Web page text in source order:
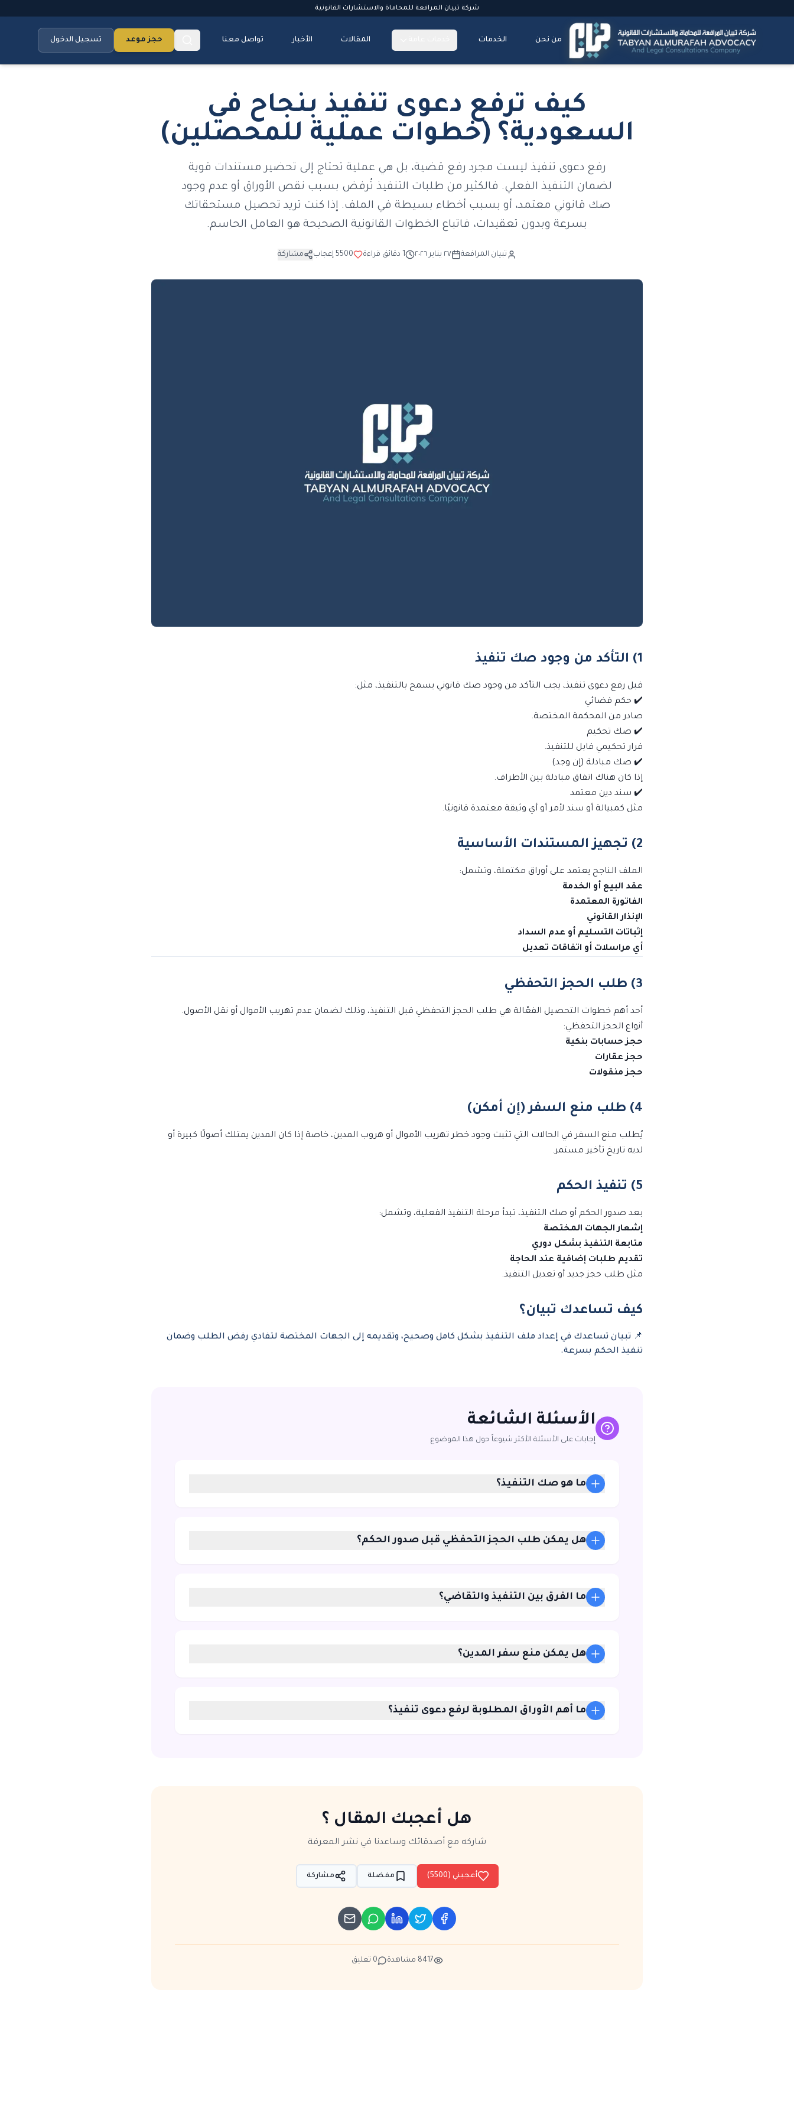
شركة تبيان المرافعة للمحاماة والاستشارات القانونية
من نحن الخدمات المقالات الأخبار تواصل معنا حجز موعد تسجيل الدخول
كيف ترفع دعوى تنفيذ بنجاح في
السعودية؟ (خطوات عملية للمحصلين)
رفع دعوى تنفيذ ليست مجرد رفع قضية، بل هي عملية تحتاج إلى تحضير مستندات قوية
لضمان التنفيذ الفعلي. فالكثير من طلبات التنفيذ تُرفض بسبب نقص الأوراق أو عدم وجود
صك قانوني معتمد، أو بسبب أخطاء بسيطة في الملف. إذا كنت تريد تحصيل مستحقاتك
بسرعة وبدون تعقيدات، فاتباع الخطوات القانونية الصحيحة هو العامل الحاسم.
تبيان المرافعة ٢٧ يناير ٢٠٢٦ 1 دقائق قراءة 5500 إعجاب مشاركة
1) التأكد من وجود صك تنفيذ
قبل رفع دعوى تنفيذ، يجب التأكد من وجود صك قانوني يسمح بالتنفيذ، مثل:
✔️ حكم قضائي
صادر من المحكمة المختصة.
✔️ صك تحكيم
قرار تحكيمي قابل للتنفيذ.
✔️ صك مبادلة (إن وجد)
إذا كان هناك اتفاق مبادلة بين الأطراف.
✔️ سند دين معتمد
مثل كمبيالة أو سند لأمر أو أي وثيقة معتمدة قانونيًا.
2) تجهيز المستندات الأساسية
الملف الناجح يعتمد على أوراق مكتملة، وتشمل:
عقد البيع أو الخدمة
الفاتورة المعتمدة
الإنذار القانوني
إثباتات التسليم أو عدم السداد
أي مراسلات أو اتفاقات تعديل
3) طلب الحجز التحفظي
أحد أهم خطوات التحصيل الفعّالة هي طلب الحجز التحفظي قبل التنفيذ، وذلك لضمان عدم تهريب الأموال أو نقل الأصول.
أنواع الحجز التحفظي:
حجز حسابات بنكية
حجز عقارات
حجز منقولات
4) طلب منع السفر (إن أمكن)
يُطلب منع السفر في الحالات التي تثبت وجود خطر تهريب الأموال أو هروب المدين، خاصة إذا كان المدين يمتلك أصولًا كبيرة أو
لديه تاريخ تأخير مستمر.
5) تنفيذ الحكم
بعد صدور الحكم أو صك التنفيذ، تبدأ مرحلة التنفيذ الفعلية، وتشمل:
إشعار الجهات المختصة
متابعة التنفيذ بشكل دوري
تقديم طلبات إضافية عند الحاجة
مثل طلب حجز جديد أو تعديل التنفيذ.
كيف تساعدك تبيان؟
📌 تبيان تساعدك في إعداد ملف التنفيذ بشكل كامل وصحيح، وتقديمه إلى الجهات المختصة لتفادي رفض الطلب وضمان
تنفيذ الحكم بسرعة.
الأسئلة الشائعة
إجابات على الأسئلة الأكثر شيوعاً حول هذا الموضوع
ما هو صك التنفيذ؟
هل يمكن طلب الحجز التحفظي قبل صدور الحكم؟
ما الفرق بين التنفيذ والتقاضي؟
هل يمكن منع سفر المدين؟
ما أهم الأوراق المطلوبة لرفع دعوى تنفيذ؟
هل أعجبك المقال ؟
شاركه مع أصدقائك وساعدنا في نشر المعرفة
أعجبني (5500
) مفضلة مشاركة
8417 مشاهدة 0 تعليق